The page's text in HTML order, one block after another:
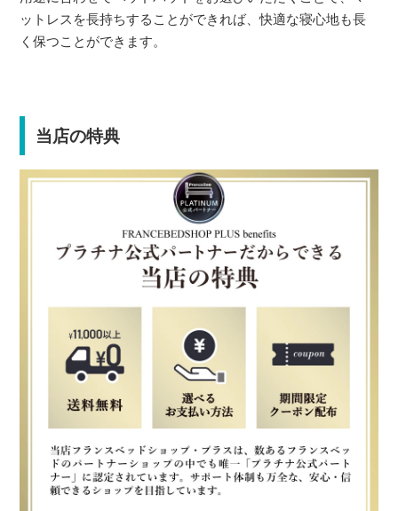
ットレスを長持ちすることができれば、快適な寝心地も長
く保つことができます。
当店の特典